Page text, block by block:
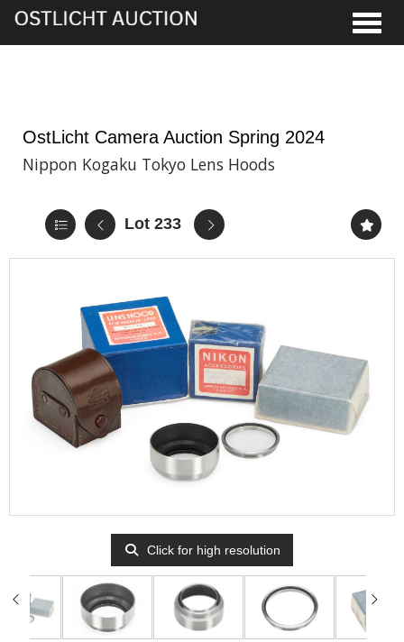
OstLicht Camera Auction Spring 2024
Nippon Kogaku Tokyo Lens Hoods
Lot 233
Click for high resolution